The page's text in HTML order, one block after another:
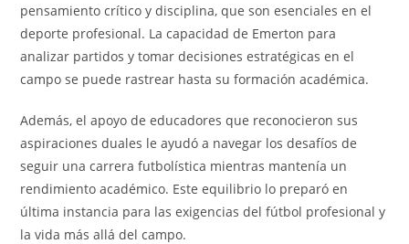
pensamiento crítico y disciplina, que son esenciales en el
deporte profesional. La capacidad de Emerton para
analizar partidos y tomar decisiones estratégicas en el
campo se puede rastrear hasta su formación académica.
Además, el apoyo de educadores que reconocieron sus
aspiraciones duales le ayudó a navegar los desafíos de
seguir una carrera futbolística mientras mantenía un
rendimiento académico. Este equilibrio lo preparó en
última instancia para las exigencias del fútbol profesional y
la vida más allá del campo.